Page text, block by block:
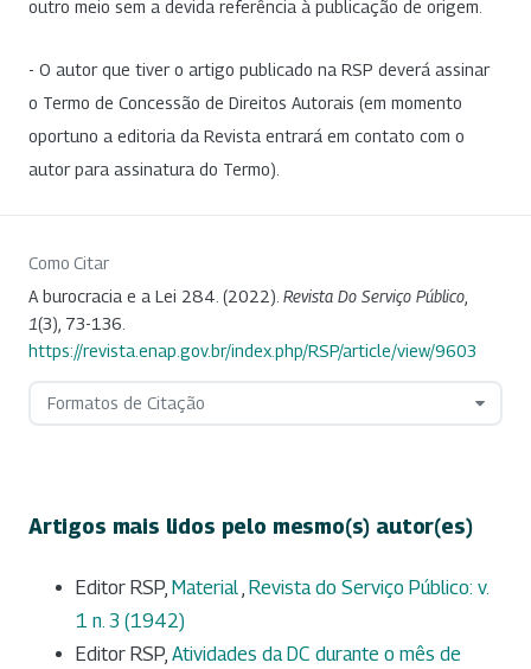
outro meio sem a devida referência à publicação de origem.
- O autor que tiver o artigo publicado na RSP deverá assinar
o Termo de Concessão de Direitos Autorais (em momento
oportuno a editoria da Revista entrará em contato com o
autor para assinatura do Termo).
Como Citar
A burocracia e a Lei 284. (2022). Revista Do Serviço Público
1(3), 73-136.
https://revista.enap.gov.br/index.php/RSP/article/view/9603
Formatos de Citação
Artigos mais lidos pelo mesmo(s) autor(es)
Editor RSP, Material, Revista do Serviço Público: v.
1 n. 3 (1942)
Editor RSP, Atividades da DC durante o mês de